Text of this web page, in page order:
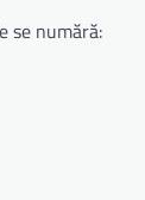
se numără: